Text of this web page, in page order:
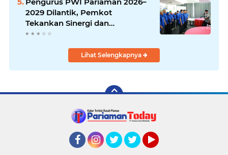
2029 Dilantik, Pemkot
Tekankan Sinergi dan
Profesionalisme Pers
Lihat Selengkapnya